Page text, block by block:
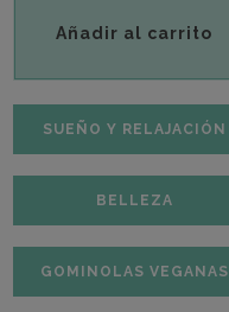
Añadir al carrito
SUEÑO Y RELAJACIÓN
BELLEZA
GOMINOLAS VEGANAS